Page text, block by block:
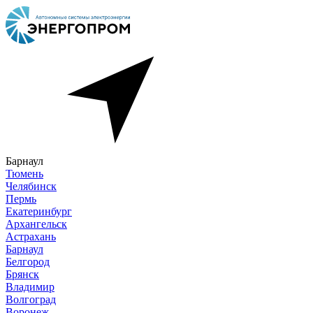
Барнаул
Тюмень
Челябинск
Пермь
Екатеринбург
Архангельск
Астрахань
Барнаул
Белгород
Брянск
Владимир
Волгоград